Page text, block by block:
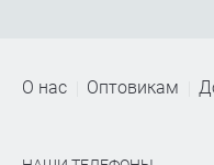
О нас Оптовикам